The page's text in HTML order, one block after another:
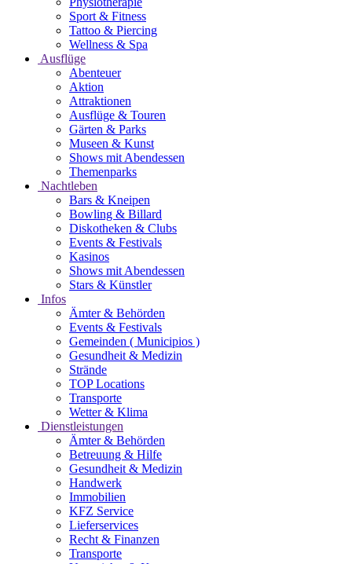
Sport & Fitness
Tattoo & Piercing
Wellness & Spa
Ausflüge
Abenteuer
Aktion
Attraktionen
Ausflüge & Touren
Gärten & Parks
Museen & Kunst
Shows mit Abendessen
Themenparks
Nachtleben
Bars & Kneipen
Bowling & Billard
Diskotheken & Clubs
Events & Festivals
Kasinos
Shows mit Abendessen
Stars & Künstler
Infos
Ämter & Behörden
Events & Festivals
Gemeinden ( Municipios )
Gesundheit & Medizin
Strände
TOP Locations
Transporte
Wetter & Klima
Dienstleistungen
Ämter & Behörden
Betreuung & Hilfe
Gesundheit & Medizin
Handwerk
Immobilien
KFZ Service
Lieferservices
Recht & Finanzen
Transporte